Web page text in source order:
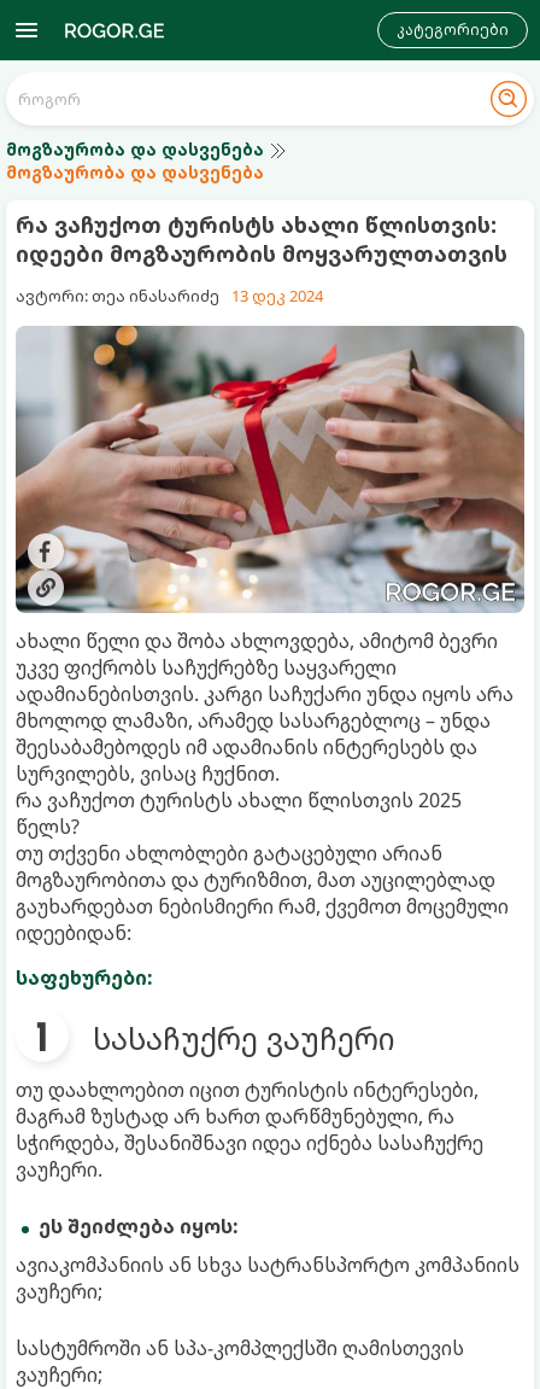
კატეგორიები
მოგზაურობა და დასვენება
მოგზაურობა და დასვენება
რა ვაჩუქოთ ტურისტს ახალი წლისთვის:
იდეები მოგზაურობის მოყვარულთათვის
ავტორი: თეა ინასარიძე 13 დეკ 2024
ახალი წელი და შობა ახლოვდება, ამიტომ ბევრი
უკვე ფიქრობს საჩუქრებზე საყვარელი
ადამიანებისთვის. კარგი საჩუქარი უნდა იყოს არა
მხოლოდ ლამაზი, არამედ სასარგებლოც – უნდა
შეესაბამებოდეს იმ ადამიანის ინტერესებს და
სურვილებს, ვისაც ჩუქნით.
რა ვაჩუქოთ ტურისტს ახალი წლისთვის 2025
წელს?
თუ თქვენი ახლობლები გატაცებული არიან
მოგზაურობითა და ტურიზმით, მათ აუცილებლად
გაუხარდებათ ნებისმიერი რამ, ქვემოთ მოცემული
იდეებიდან:
საფეხურები:
სასაჩუქრე ვაუჩერი
თუ დაახლოებით იცით ტურისტის ინტერესები,
მაგრამ ზუსტად არ ხართ დარწმუნებული, რა
სჭირდება, შესანიშნავი იდეა იქნება სასაჩუქრე
ვაუჩერი.
ეს შეიძლება იყოს:
ავიაკომპანიის ან სხვა სატრანსპორტო კომპანიის
ვაუჩერი;
სასტუმროში ან სპა-კომპლექსში ღამისთევის
ვაუჩერი;